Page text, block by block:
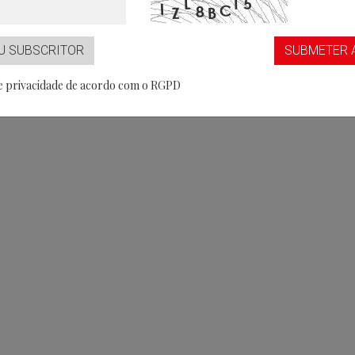
SUBSCRITOR SUBMETER
privacidade de acordo com o RGPD